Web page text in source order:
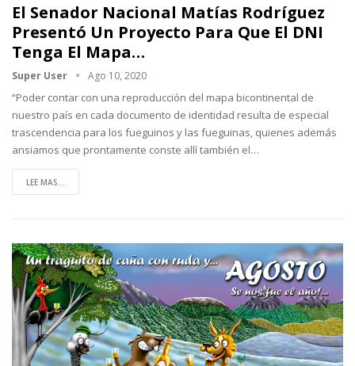
El Senador Nacional Matías Rodríguez
Presentó Un Proyecto Para Que El DNI
Tenga El Mapa…
Super User Ago 10, 2020
“Poder contar con una reproducción del mapa bicontinental de
nuestro país en cada documento de identidad resulta de especial
trascendencia para los fueguinos y las fueguinas, quienes además
ansiamos que prontamente conste allí también el…
LEE MAS...